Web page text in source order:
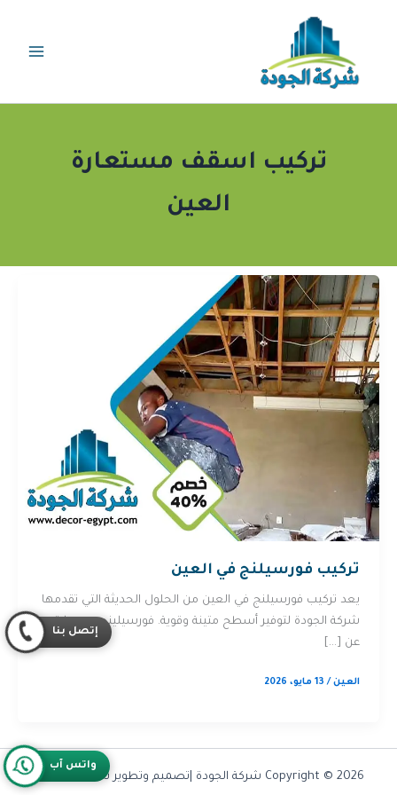
تركيب اسقف مستعارة
العين
تركيب فورسيلنج في العين
يعد تركيب فورسيلنج في العين من الحلول الحديثة التي تقدمها
شركة الجودة لتوفير أسطح متينة وقوية. فورسيلينج هو عبارة
عن […]
العين/ 13 مايو، 2026
Copyright © 2026 شركة الجودة |تصميم وتطوير شركة Olymoo
واتس آب
إتصل بنا